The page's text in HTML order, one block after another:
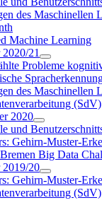
des Maschinellen
Machine Learning
21
Probleme
des Maschinellen
(SdV)
2020
und
Gehirn-Muster-
Big Data
2019/20
Gehirn-Muster-
(SdV)